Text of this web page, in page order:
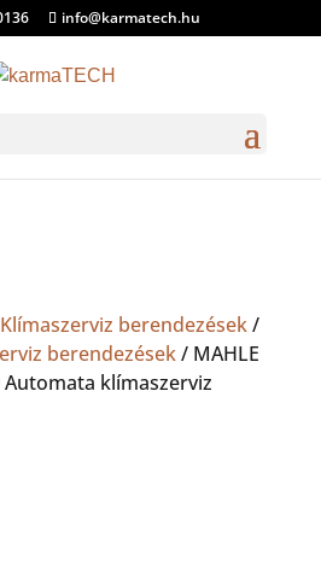
info@karmatech.hu
Klímaszerviz berendezések/
berendezések/ MAHLE
Automata klímaszerviz